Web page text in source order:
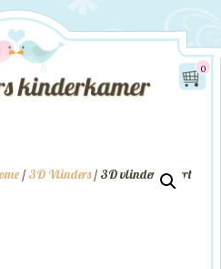
0
/ 3D Vlinders/ 3D vlinders zwart